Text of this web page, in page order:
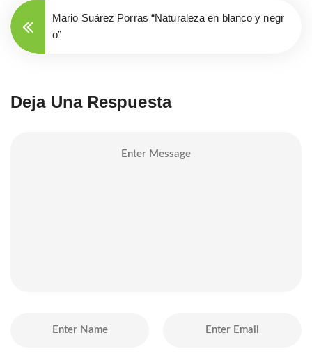
Mario Suárez Porras “Naturaleza en blanco y negr
o”
Deja Una Respuesta